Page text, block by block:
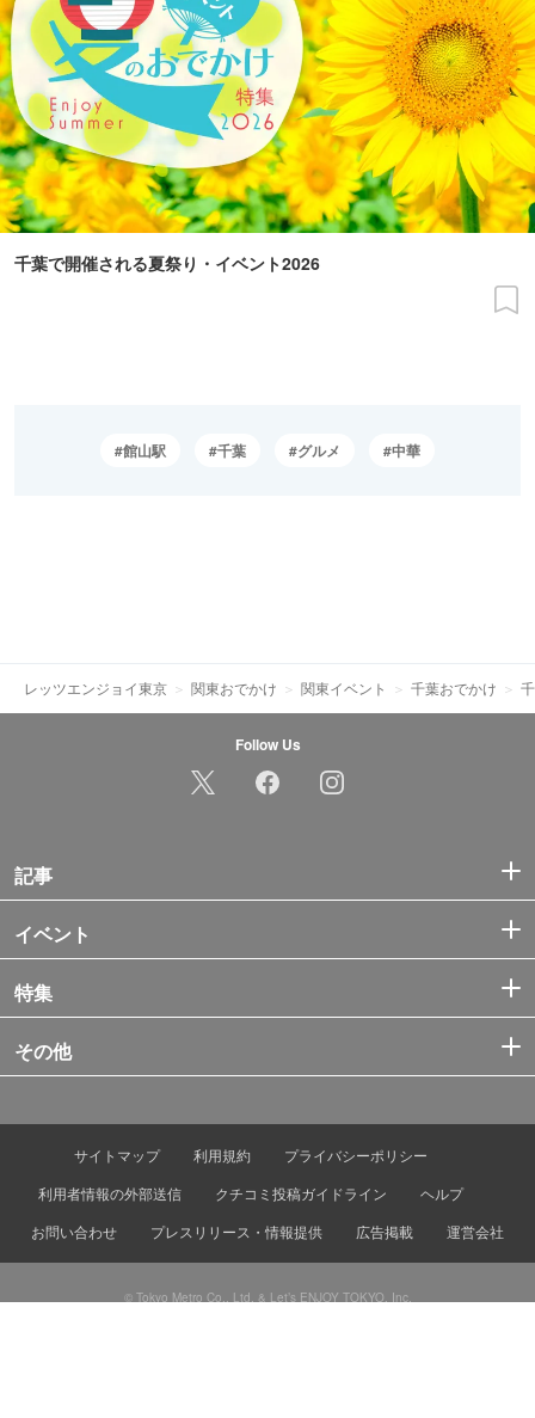
千葉で開催される夏祭り・イベント2026
館山駅 千葉 グルメ 中華
レッツエンジョイ東京 関東おでかけ 関東イベント 千葉おでかけ
Follow Us
記事
イベント
特集
その他
サイトマップ 利用規約
プライバシーポリシー
利用者情報の外部送信
クチコミ投稿ガイドライン
ヘルプ
お問い合わせ
プレスリリース・情報提供 広告掲載 運営会社
© Tokyo Metro Co., Ltd. & Let’s ENJOY TOKYO, Inc.